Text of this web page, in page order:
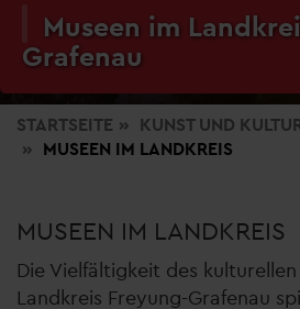
Museen im
Grafenau
STARTSEITE KUNSTUND
MUSEEN IM LANDKREIS
MUSEEN IM LANDKREIS
Die Vielfältigkeit des
Landkreis Freyung-Grafenau